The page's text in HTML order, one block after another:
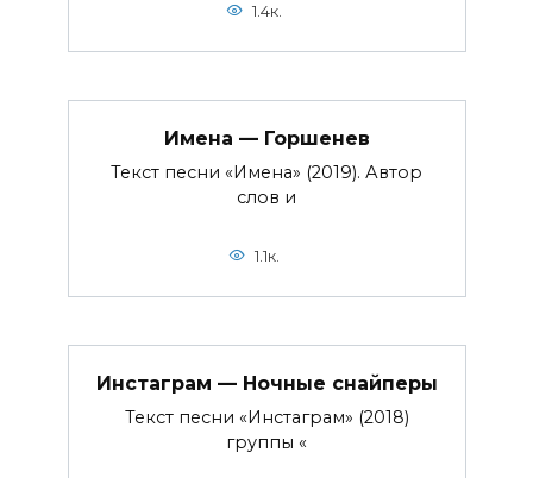
1.4к.
Имена — Горшенев
Текст песни «Имена» (2019). Автор
слов и
1.1к.
Инстаграм — Ночные снайперы
Текст песни «Инстаграм» (2018)
группы «